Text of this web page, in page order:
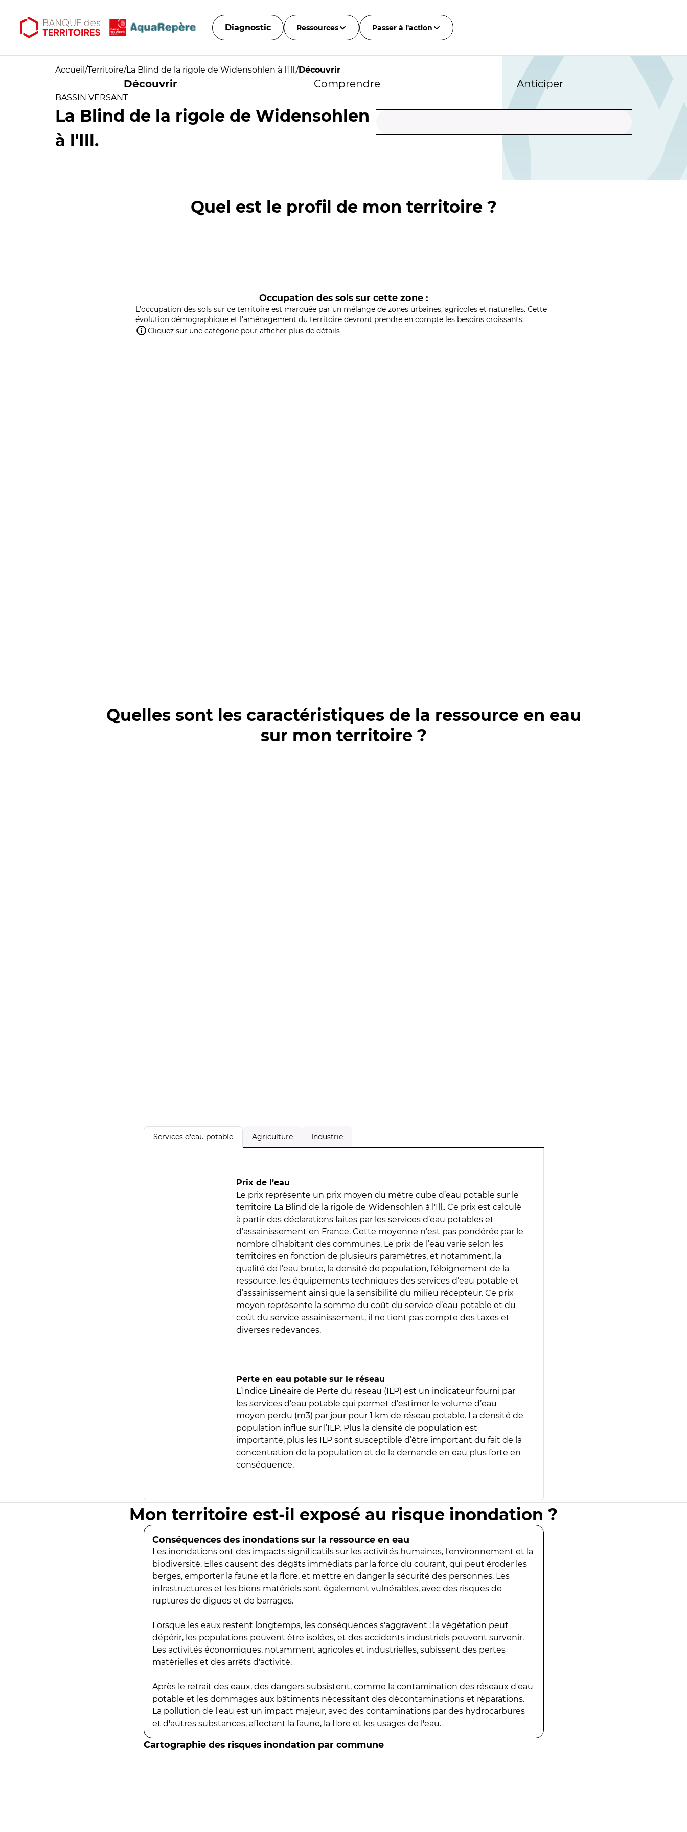
Diagnostic Ressources Passer à l'action
Accueil /Territoire/La Blind de la rigole de Widensohlen à l'Ill./Découvrir
Découvrir Comprendre Anticiper
BASSIN VERSANT
La Blind de la rigole de Widensohlen
à l'Ill.
Quel est le profil de mon territoire ?
Occupation des sols sur cette zone :
L'occupation des sols sur ce territoire est marquée par un mélange de zones urbaines, agricoles et naturelles. Cette
évolution démographique et l'aménagement du territoire devront prendre en compte les besoins croissants.
Cliquez sur une catégorie pour afficher plus de détails
Quelles sont les caractéristiques de la ressource en eau
sur mon territoire ?
Services d'eau potable Agriculture Industrie
Prix de l’eau
Le prix représente un prix moyen du mètre cube d’eau potable sur le
territoire La Blind de la rigole de Widensohlen à l'Ill.. Ce prix est calculé
à partir des déclarations faites par les services d’eau potables et
d’assainissement en France. Cette moyenne n’est pas pondérée par le
nombre d’habitant des communes. Le prix de l’eau varie selon les
territoires en fonction de plusieurs paramètres, et notamment, la
qualité de l’eau brute, la densité de population, l’éloignement de la
ressource, les équipements techniques des services d’eau potable et
d’assainissement ainsi que la sensibilité du milieu récepteur. Ce prix
moyen représente la somme du coût du service d’eau potable et du
coût du service assainissement, il ne tient pas compte des taxes et
diverses redevances.
Perte en eau potable sur le réseau
L’Indice Linéaire de Perte du réseau (ILP) est un indicateur fourni par
les services d’eau potable qui permet d’estimer le volume d’eau
moyen perdu (m3) par jour pour 1 km de réseau potable. La densité de
population influe sur l’ILP. Plus la densité de population est
importante, plus les ILP sont susceptible d’être important du fait de la
concentration de la population et de la demande en eau plus forte en
conséquence.
Mon territoire est-il exposé au risque inondation ?
Conséquences des inondations sur la ressource en eau
Les inondations ont des impacts significatifs sur les activités humaines, l'environnement et la
biodiversité. Elles causent des dégâts immédiats par la force du courant, qui peut éroder les
berges, emporter la faune et la flore, et mettre en danger la sécurité des personnes. Les
infrastructures et les biens matériels sont également vulnérables, avec des risques de
ruptures de digues et de barrages.
Lorsque les eaux restent longtemps, les conséquences s'aggravent : la végétation peut
dépérir, les populations peuvent être isolées, et des accidents industriels peuvent survenir.
Les activités économiques, notamment agricoles et industrielles, subissent des pertes
matérielles et des arrêts d'activité.
Après le retrait des eaux, des dangers subsistent, comme la contamination des réseaux d'eau
potable et les dommages aux bâtiments nécessitant des décontaminations et réparations.
La pollution de l'eau est un impact majeur, avec des contaminations par des hydrocarbures
et d'autres substances, affectant la faune, la flore et les usages de l'eau.
Cartographie des risques inondation par commune